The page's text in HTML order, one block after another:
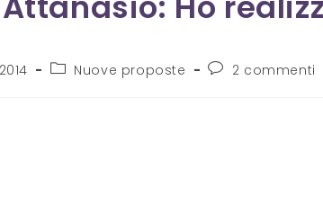
Categoria
Nuove proposte
Commenti
2 commenti